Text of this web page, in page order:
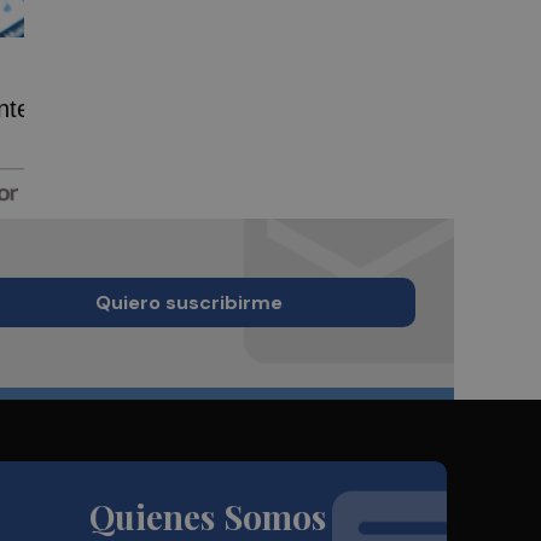
Quiero suscribirme
Quienes Somos